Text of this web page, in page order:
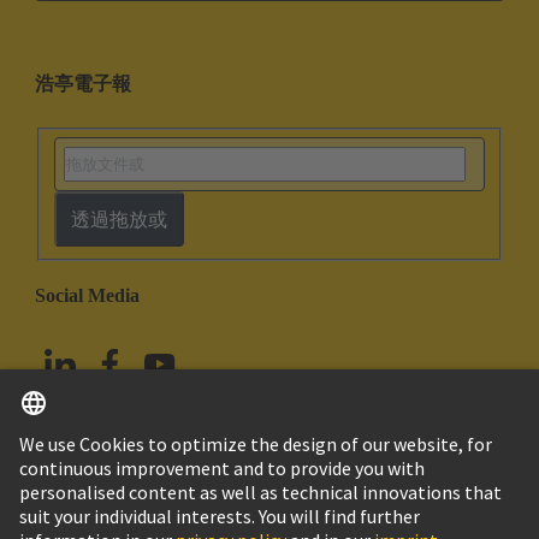
浩亭電子報
透過拖放或
Social Media
中國香港 繁体中文